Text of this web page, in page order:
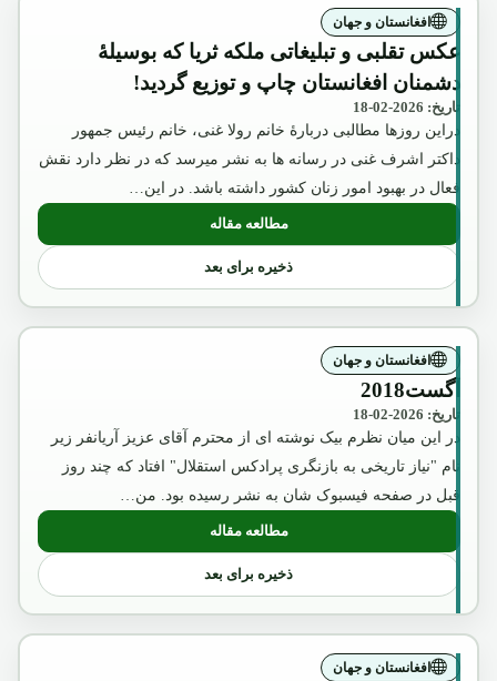
افغانستان و جهان
عکس تقلبی و تبلیغاتی ملکه ثریا که بوسیلۀ
دشمنان افغانستان چاپ و توزیع گردید!
تاریخ: 2026-02-18
دراین روزها مطالبی دربارۀ خانم رولا غنی، خانم رئیس جمهور
داکتر اشرف غنی در رسانه ها به نشر میرسد که در نظر دارد نقش
فعال در بهبود امور زنان کشور داشته باشد. در این…
مطالعه مقاله: عکس تقلبی و تبلیغاتی ملکه ثریا که
ذخیره برای بعد
افغانستان و جهان
آگست2018
تاریخ: 2026-02-18
در این میان نظرم بیک نوشته ای از محترم آقای عزیز آریانفر زیر
نام "نیاز تاریخی به بازنگری پرادکس استقلال" افتاد که چند روز
قبل در صفحه فیسبوک شان به نشر رسیده بود. من…
مطالعه مقاله
: آگست2018
ذخیره برای بعد
افغانستان و جهان